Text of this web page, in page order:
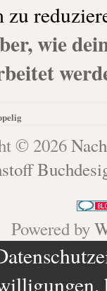
zu
wie
© 2026
Powered by